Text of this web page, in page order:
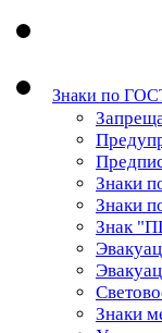
Знаки по
Знаки
Знаки
Знак
Знаки